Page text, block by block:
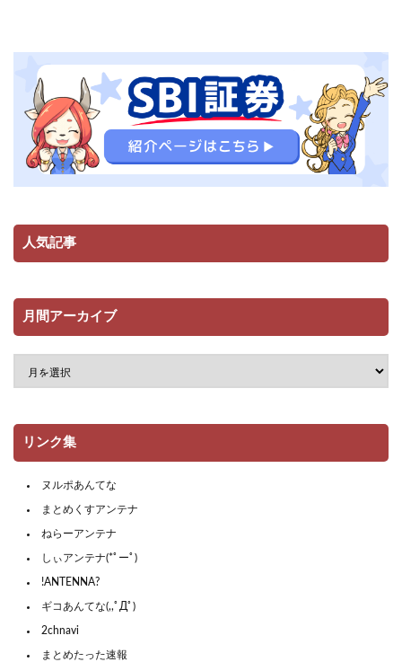
人気記事
月間アーカイブ
リンク集
ヌルポあんてな
まとめくすアンテナ
ねらーアンテナ
しぃアンテナ(*ﾟーﾟ)
!ANTENNA?
ギコあんてな(,,ﾟДﾟ)
2chnavi
まとめたった速報